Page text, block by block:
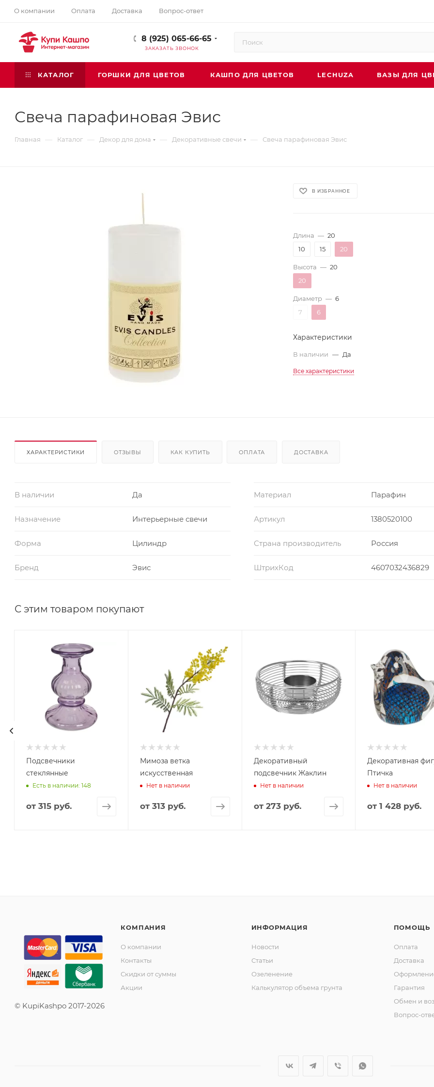
О компании Оплата Доставка Вопрос-ответ
8 (925) 065-66-65
ЗАКАЗАТЬ ЗВОНОК
КАТАЛОГ ГОРШКИ ДЛЯ ЦВЕТОВ КАШПО ДЛЯ ЦВЕТОВ LECHUZA ВАЗЫ ДЛЯ
Свеча парафиновая Эвис
Главная — Каталог — Декор для дома — Декоративные свечи — Свеча парафиновая Эвис
В ИЗБРАННОЕ
Длина — 20
10
15 20
Высота — 20
20
Диаметр — 6
7
6
Характеристики
В наличии — Да
Все характеристики
ХАРАКТЕРИСТИКИ ОТЗЫВЫ КАК КУПИТЬ ОПЛАТА ДОСТАВКА
В наличии Да Материал Парафин
Назначение Интерьерные свечи Артикул 1380520100
Форма Цилиндр Страна производитель Россия
Бренд Эвис ШтрихКод 4607032436829
С этим товаром покупают
Подсвечники
стеклянные
Есть в наличии: 148
от 315 руб.
Мимоза ветка
искусственная
Нет в наличии
от 313 руб.
Декоративный
подсвечник Жаклин
Нет в наличии
от 273 руб.
Декоративная
Птичка
Нет в наличии
от1 428 руб.
© KupiKashpo 2017-2026
КОМПАНИЯ
О компании
Контакты
Скидки от суммы
Акции
ИНФОРМАЦИЯ
Новости
Статьи
Озеленение
Калькулятор объема грунта
ПОМОЩЬ
Оплата
Доставка
Гарантия
Обмен и
Вопрос-